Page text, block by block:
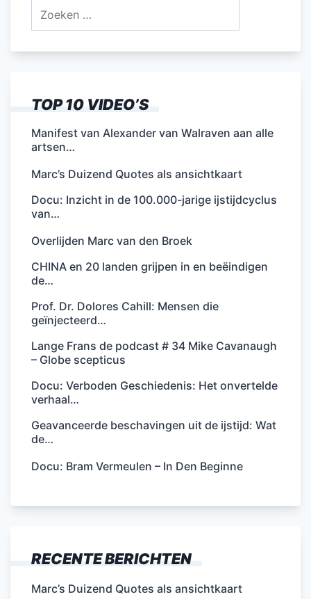
o
TOP 10 VIDEO’S
Manifest van Alexander van Walraven aan alle
artsen…
Marc’s Duizend Quotes als ansichtkaart
Docu: Inzicht in de 100.000-jarige ijstijdcyclus
van…
Overlijden Marc van den Broek
CHINA en 20 landen grijpen in en beëindigen
de…
Prof. Dr. Dolores Cahill: Mensen die
geïnjecteerd…
Lange Frans de podcast # 34 Mike Cavanaugh
– Globe scepticus
Docu: Verboden Geschiedenis: Het onvertelde
verhaal…
Geavanceerde beschavingen uit de ijstijd: Wat
de…
Docu: Bram Vermeulen – In Den Beginne
RECENTE BERICHTEN
Marc’s Duizend Quotes als ansichtkaart